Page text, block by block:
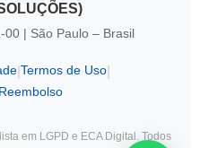
| São Paulo – Brasil
Termos de Uso
em LGPD e ECA Digital. Todos